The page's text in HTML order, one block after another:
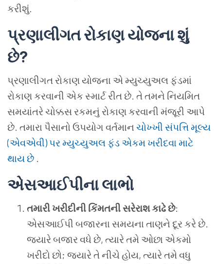
કરીશું.
પ્રણાલીગત રોકાણ યોજના શું
છે?
પ્રણાલીગત રોકાણ યોજના એ મ્યુચ્યુઅલ ફંડમાં
રોકાણ કરવાની એક સ્માર્ટ રીત છે. તે તમને નિયમિત
સમયાંતરે ચોક્કસ રકમનું રોકાણ કરવાની મંજૂરી આપે
છે. તમારા પૈસાનો ઉપયોગ વર્તમાન ચોખ્ખી સંપત્તિ મૂલ્ય
(એવએવી) પર મ્યુચ્યુઅલ ફંડ એકમ ખરીદવા માટે
થાય છે .
એસઆઈપીના લાભો
તમારી ખરીદીની કિંમતની સરેરાશ કાઢે છે:
એસઆઈપી બજારના સમયના તાણને દૂર કરે છે.
જ્યારે બજાર વધે છે, ત્યારે તમે ઓછા એકમો
ખરીદો છો; જ્યારે તે નીચે હોય, ત્યારે તમે વધુ